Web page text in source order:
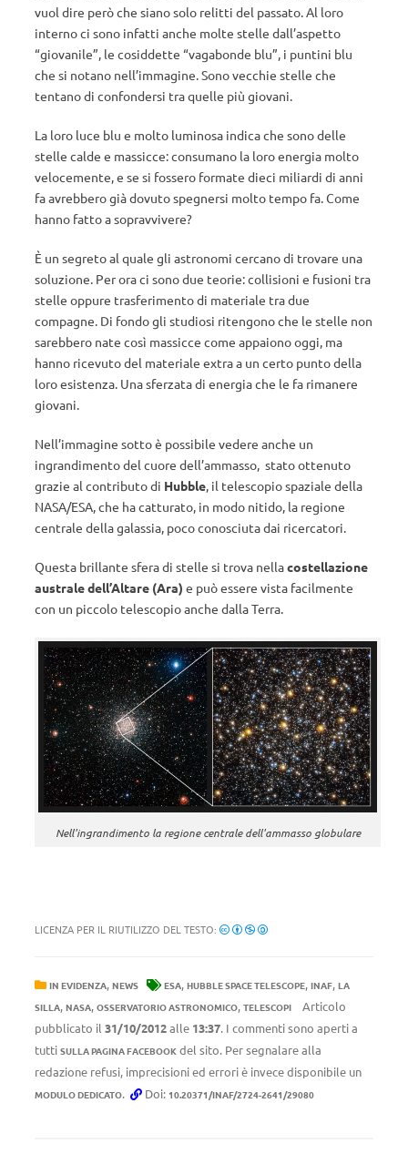
vuol dire però che siano solo relitti del passato. Al loro
interno ci sono infatti anche molte stelle dall’aspetto
“giovanile”, le cosiddette “vagabonde blu”, i puntini blu
che si notano nell’immagine. Sono vecchie stelle che
tentano di confondersi tra quelle più giovani.
La loro luce blu e molto luminosa indica che sono delle
stelle calde e massicce: consumano la loro energia molto
velocemente, e se si fossero formate dieci miliardi di anni
fa avrebbero già dovuto spegnersi molto tempo fa. Come
hanno fatto a sopravvivere?
È un segreto al quale gli astronomi cercano di trovare una
soluzione. Per ora ci sono due teorie: collisioni e fusioni tra
stelle oppure trasferimento di materiale tra due
compagne. Di fondo gli studiosi ritengono che le stelle non
sarebbero nate così massicce come appaiono oggi, ma
hanno ricevuto del materiale extra a un certo punto della
loro esistenza. Una sferzata di energia che le fa rimanere
giovani.
Nell’immagine sotto è possibile vedere anche un
ingrandimento del cuore dell’ammasso, stato ottenuto
grazie al contributo di Hubble, il telescopio spaziale della
NASA/ESA, che ha catturato, in modo nitido, la regione
centrale della galassia, poco conosciuta dai ricercatori.
Questa brillante sfera di stelle si trova nellacostellazione
australe dell’Altare (Ara) e può essere vista facilmente
con un piccolo telescopio anche dalla Terra.
Nell'ingrandimento la regione centrale dell'ammasso globulare
LICENZA PER IL RIUTILIZZO DEL TESTO:
IN EVIDENZA, NEWS ESA, HUBBLE SPACE TELESCOPE, INAF, LA
SILLA, NASA, OSSERVATORIO ASTRONOMICO, TELESCOPI
Articolo
pubblicato il 31/10/2012alle 13:37. I commenti sono aperti a
tutti SULLA PAGINA FACEBOOK del sito. Per segnalare alla
redazione refusi, imprecisioni ed errori è invece disponibile un
MODULO DEDICATO. Doi: 10.20371/INAF/2724-2641/29080